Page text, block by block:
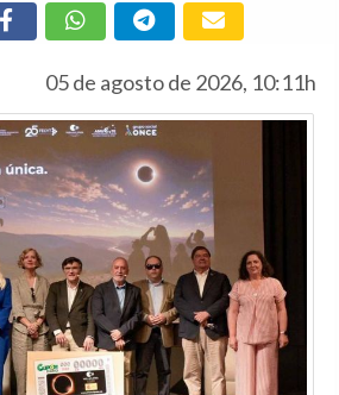
05 de agosto de 2026, 10:11h